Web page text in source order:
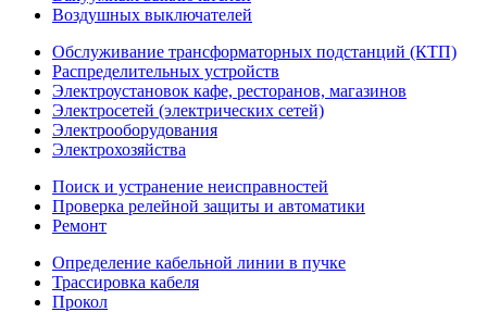
Воздушных выключателей
Обслуживание трансформаторных подстанций (КТП)
Распределительных устройств
Электроустановок кафе, ресторанов, магазинов
Электросетей (электрических сетей)
Электрооборудования
Электрохозяйства
Поиск и устранение неисправностей
Проверка релейной защиты и автоматики
Ремонт
Определение кабельной линии в пучке
Трассировка кабеля
Прокол